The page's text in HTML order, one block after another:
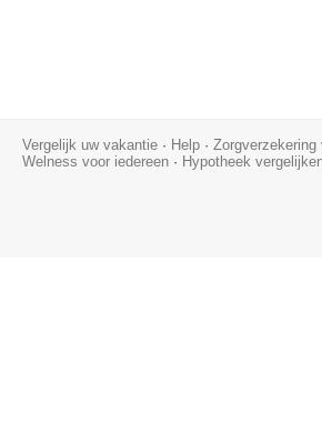
Vergelijk uw vakantie · Help · Zorgverzekering
Welness voor iedereen· Hypotheek